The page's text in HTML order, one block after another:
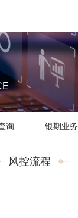
询 银期业务
风控流程